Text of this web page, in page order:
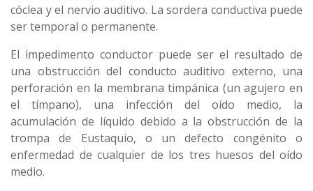
cóclea y el nervio auditivo. La sordera conductiva puede
ser temporal o permanente.
El impedimento conductor puede ser el resultado de
una obstrucción del conducto auditivo externo, una
perforación en la membrana timpánica (un agujero en
el tímpano), una infección del oído medio, la
acumulación de líquido debido a la obstrucción de la
trompa de Eustaquio, o un defecto congénito o
enfermedad de cualquier de los tres huesos del oído
medio.